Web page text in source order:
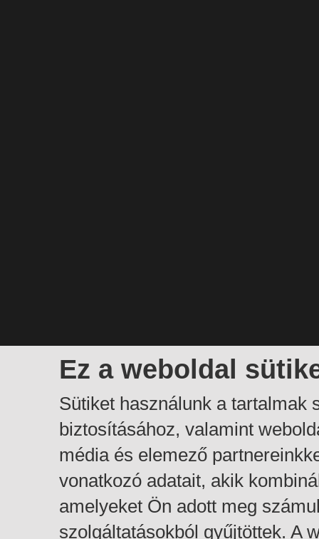
Ez a weboldal
Sütiket használunk a tartalmak
biztosításához, valamint
média és elemező
vonatkozó adatait, akik
amelyeket Ön adott meg
szolgáltatásokból gyűjtöttek. A